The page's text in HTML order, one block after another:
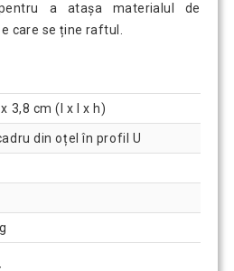
a atașa materialul de
care se ține raftul.
3,8 cm (l x l x h)
din oțel în profil U